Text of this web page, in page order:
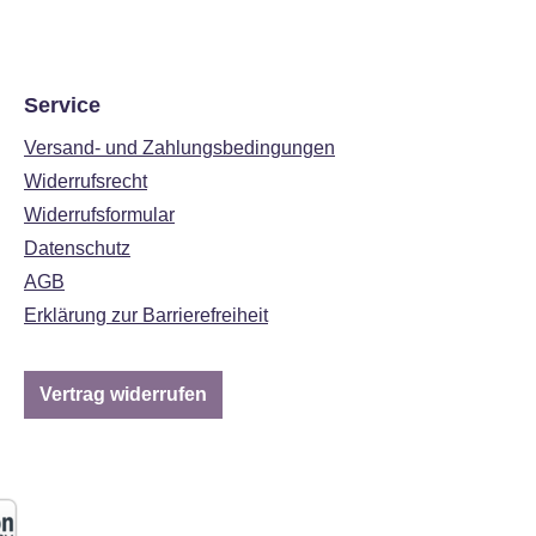
Service
Versand- und Zahlungsbedingungen
Widerrufsrecht
Widerrufsformular
Datenschutz
AGB
Erklärung zur Barrierefreiheit
Vertrag widerrufen